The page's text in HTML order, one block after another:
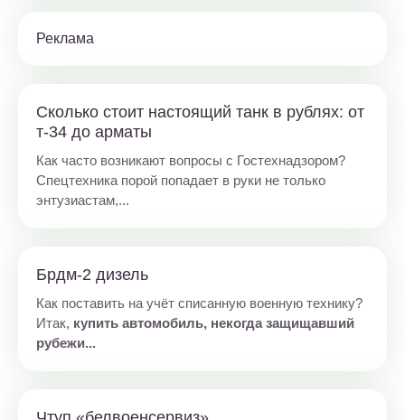
Реклама
Сколько стоит настоящий танк в рублях: от
т-34 до арматы
Как часто возникают вопросы с Гостехнадзором?
Спецтехника порой попадает в руки не только
энтузиастам,...
Брдм-2 дизель
Как поставить на учёт списанную военную технику?
Итак, купить автомобиль, некогда защищавший
рубежи...